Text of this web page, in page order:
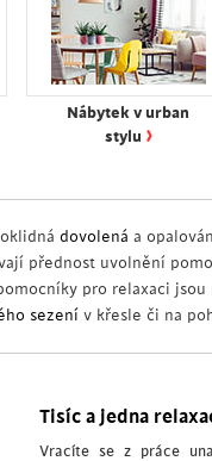
Nábytek v urban
stylu ›
dovolená a
přednost uvolnění
pro relaxaci jsou
sezení v křesle či na
Tisíc a jedna
Vracíte se z práce